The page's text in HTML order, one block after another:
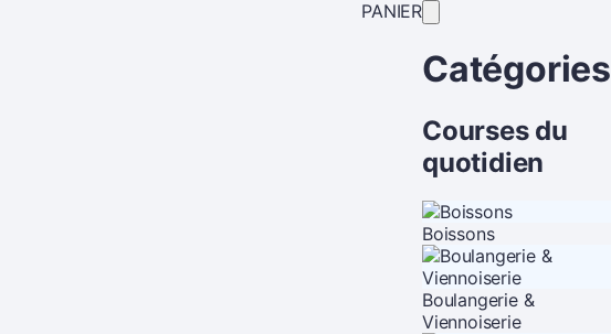
PANIER
Catégories
Courses du
quotidien
Boissons
Boulangerie &
Viennoiserie